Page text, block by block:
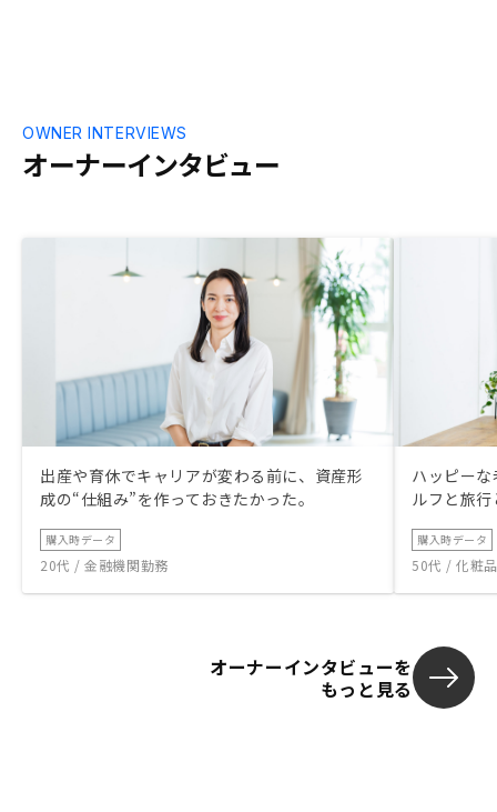
オーナーインタビュー
OWNER INTERVIEWS
出産や育休でキャリアが変わる前に、資産形
成の“仕組み”を作っておきたかった。
購入時データ
20代 / 金融機関勤務
ハッピー
ルフと旅
購入時データ
50代 / 化粧
オーナーインタビューを
もっと見る